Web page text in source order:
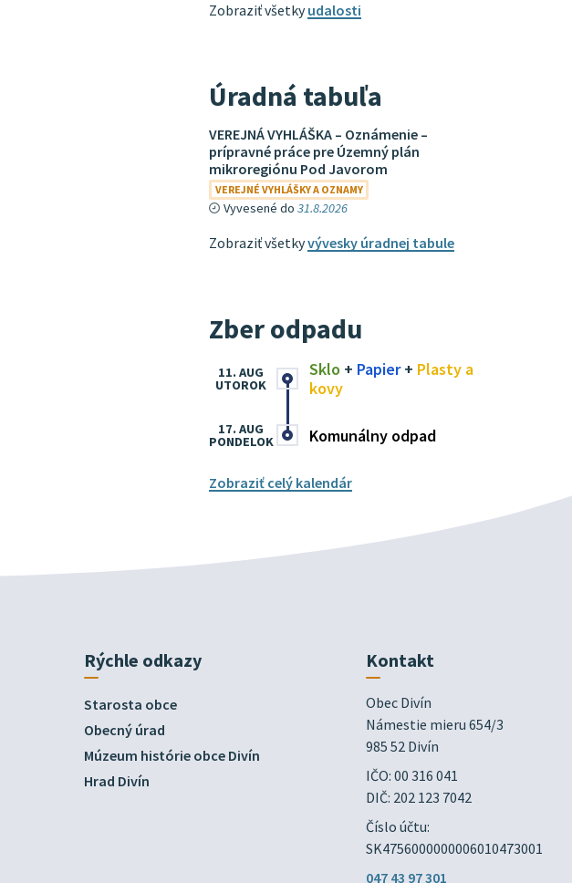
Zobraziť všetkyudalosti
Úradná tabuľa
VEREJNÁ VYHLÁŠKA – Oznámenie –
prípravné práce pre Územný plán
mikroregiónu Pod Javorom
VEREJNÉ VYHLÁŠKY A OZNAMY
Vyvesené do 31.8.2026
Zobraziť všetkyvývesky úradnej tabule
Zber odpadu
Sklo + Papier+ Plasty a
kovy
11. AUG
UTOROK
Komunálny odpad
17. AUG
PONDELOK
Zobraziť celý kalendár
Rýchle odkazy
Starosta obce
Obecný úrad
Múzeum histórie obce Divín
Hrad Divín
Kontakt
Obec Divín
Námestie mieru 654/3
985 52 Divín
IČO: 00 316 041
DIČ: 202 123 7042
Číslo účtu:
SK4756000000006010473001
047 43 97 301